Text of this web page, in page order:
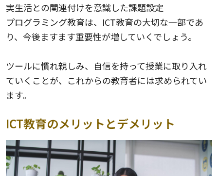
実生活との関連付けを意識した課題設定
プログラミング教育は、ICT教育の大切な一部であ
り、今後ますます重要性が増していくでしょう。
ツールに慣れ親しみ、自信を持って授業に取り入れ
ていくことが、これからの教育者には求められてい
ます。
ICT教育のメリットとデメリット